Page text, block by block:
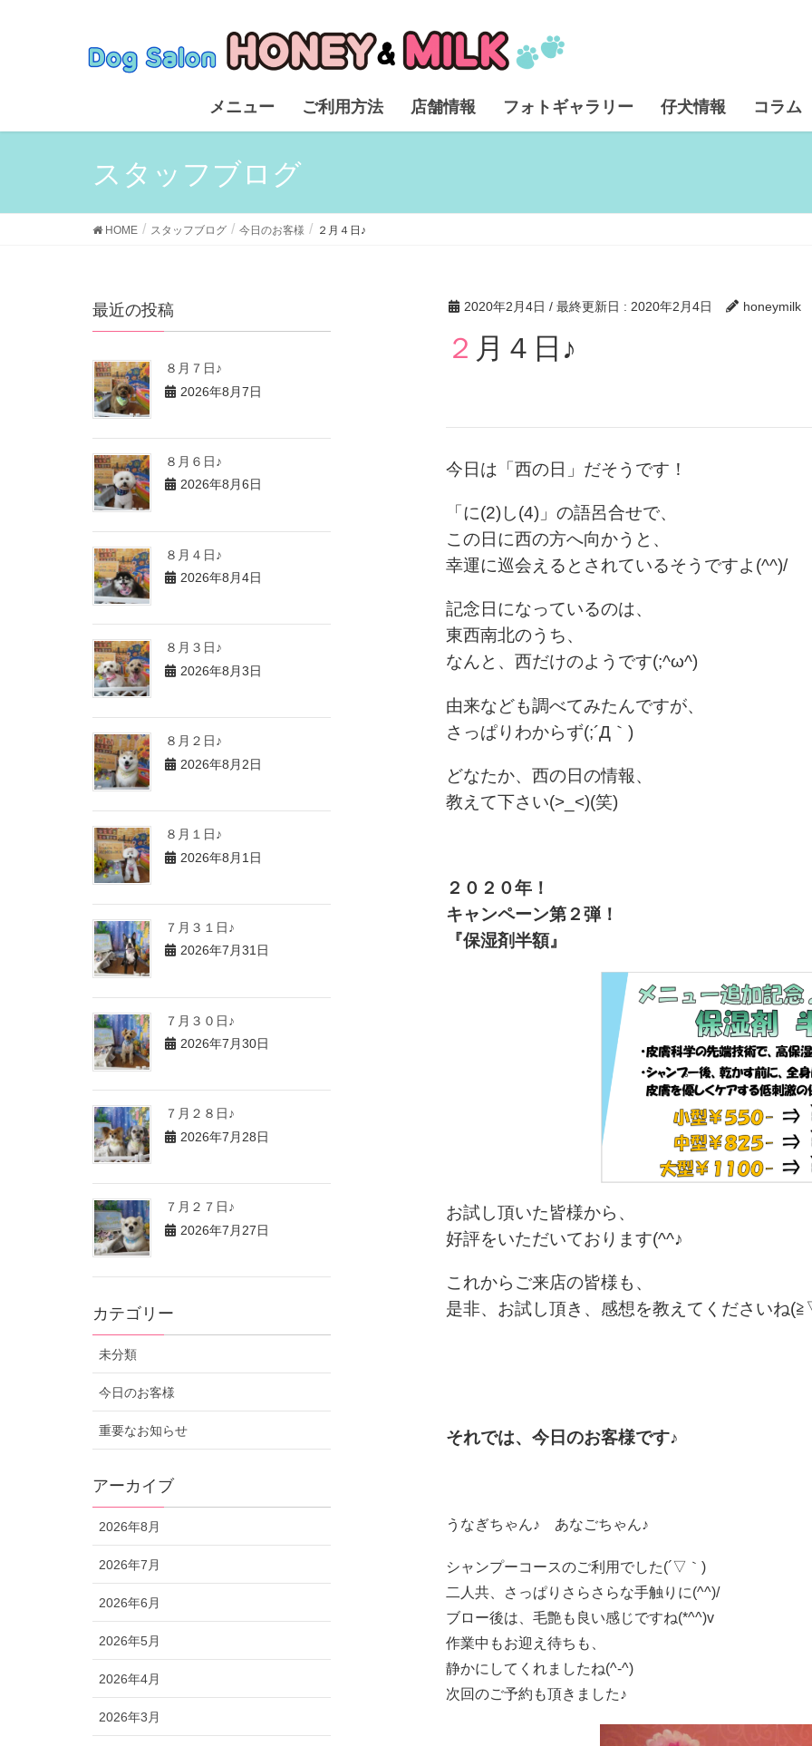
メニュー ご利用方法 店舗情報 フォトギャラリー 仔犬情報 コラム
スタッフブログ
HOME スタッフブログ 今日のお客様 ２月４日♪
2020年2月4日 / 最終更新日 : 2020年2月4日 honeymilk
２月４日♪
今日は「西の日」だそうです！
「に(2)し(4)」の語呂合せで、
この日に西の方へ向かうと、
幸運に巡会えるとされているそうですよ(^^)/
記念日になっているのは、
東西南北のうち、
なんと、西だけのようです(;^ω^)
由来なども調べてみたんですが、
さっぱりわからず(;´Д｀)
どなたか、西の日の情報、
教えて下さい(>_<)(笑)
２０２０年！
キャンペーン第２弾！
『保湿剤半額』
お試し頂いた皆様から、
好評をいただいております(^^♪
これからご来店の皆様も、
是非、お試し頂き、感想を教えてくださいね
それでは、今日のお客様です♪
うなぎちゃん♪ あなごちゃん♪
シャンプーコースのご利用でした(´▽｀)
二人共、さっぱりさらさらな手触りに(^^)/
ブロー後は、毛艶も良い感じですね(*^^)v
作業中もお迎え待ちも、
静かにしてくれましたね(^-^)
次回のご予約も頂きました♪
最近の投稿
８月７日♪
2026年8月7日
８月６日♪
2026年8月6日
８月４日♪
2026年8月4日
８月３日♪
2026年8月3日
８月２日♪
2026年8月2日
８月１日♪
2026年8月1日
７月３１日♪
2026年7月31日
７月３０日♪
2026年7月30日
７月２８日♪
2026年7月28日
７月２７日♪
2026年7月27日
カテゴリー
未分類
今日のお客様
重要なお知らせ
アーカイブ
2026年8月
2026年7月
2026年6月
2026年5月
2026年4月
2026年3月